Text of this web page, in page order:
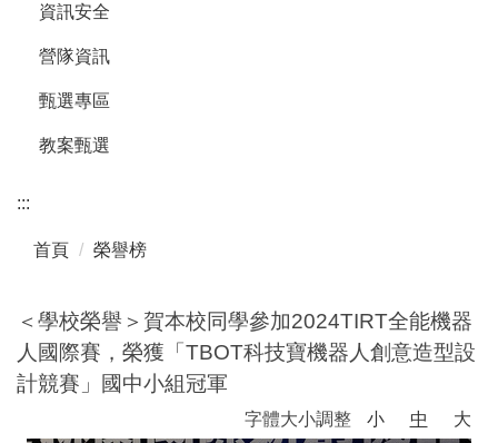
資訊安全
營隊資訊
甄選專區
教案甄選
:::
首頁 榮譽榜
＜學校榮譽＞賀本校同學參加2024TIRT全能機器
人國際賽，榮獲「TBOT科技寶機器人創意造型設
計競賽」國中小組冠軍
字體大小調整 小 中 大